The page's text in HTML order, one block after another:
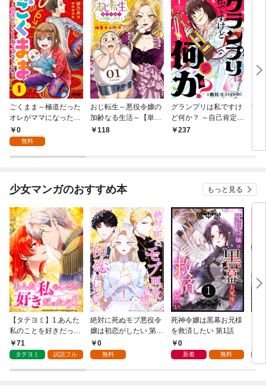
ごくまま～極道だった
オレがママになった話
～【単話】（１）
0
無料
おじ転生～悪役令嬢の
加齢なる生活～【単
話】（１）
118
グランプリは私ですけ
ど何か？ ～自己肯定モ
ンスターのミスコン無
237
後
は
少女マンガのおすすめ本 もっと見る
【タテヨミ】1.あんた
私のことを好きだった
の？
71
タテヨミ 試読フル
絶対に死ぬモブ悪役令
嬢は初恋がしたい 第1
話0
無料
死神令嬢は黒幕お兄様
を救済したい 第1話
0
新着 無料
な